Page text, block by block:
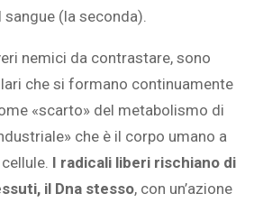
(la seconda).
nemici da contrastare, sono
che si formano continuamente
«scarto» del metabolismo di
che è il corpo umano a
I radicali liberi rischiano di
il Dna stesso, con un’azione